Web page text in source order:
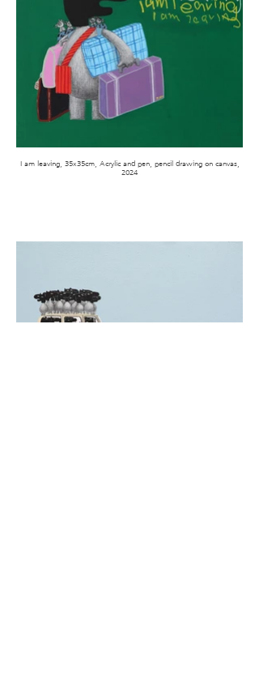
I am leaving, 35x35cm, Acrylic and pen, pencil drawing on canvas,
2024